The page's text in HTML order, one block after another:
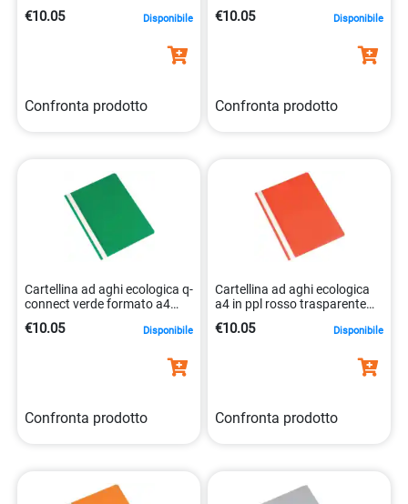
€10.05 Disponibile
Confronta prodotto
€10.05 Disponibile
Confronta prodotto
Cartellina ad aghi ecologica q-
connect verde formato a4
5705831016545
€10.05 Disponibile
Confronta prodotto
Cartellina ad aghi ecologica
a4 in ppl rosso trasparente
€10.05 Disponibile
Confronta prodotto